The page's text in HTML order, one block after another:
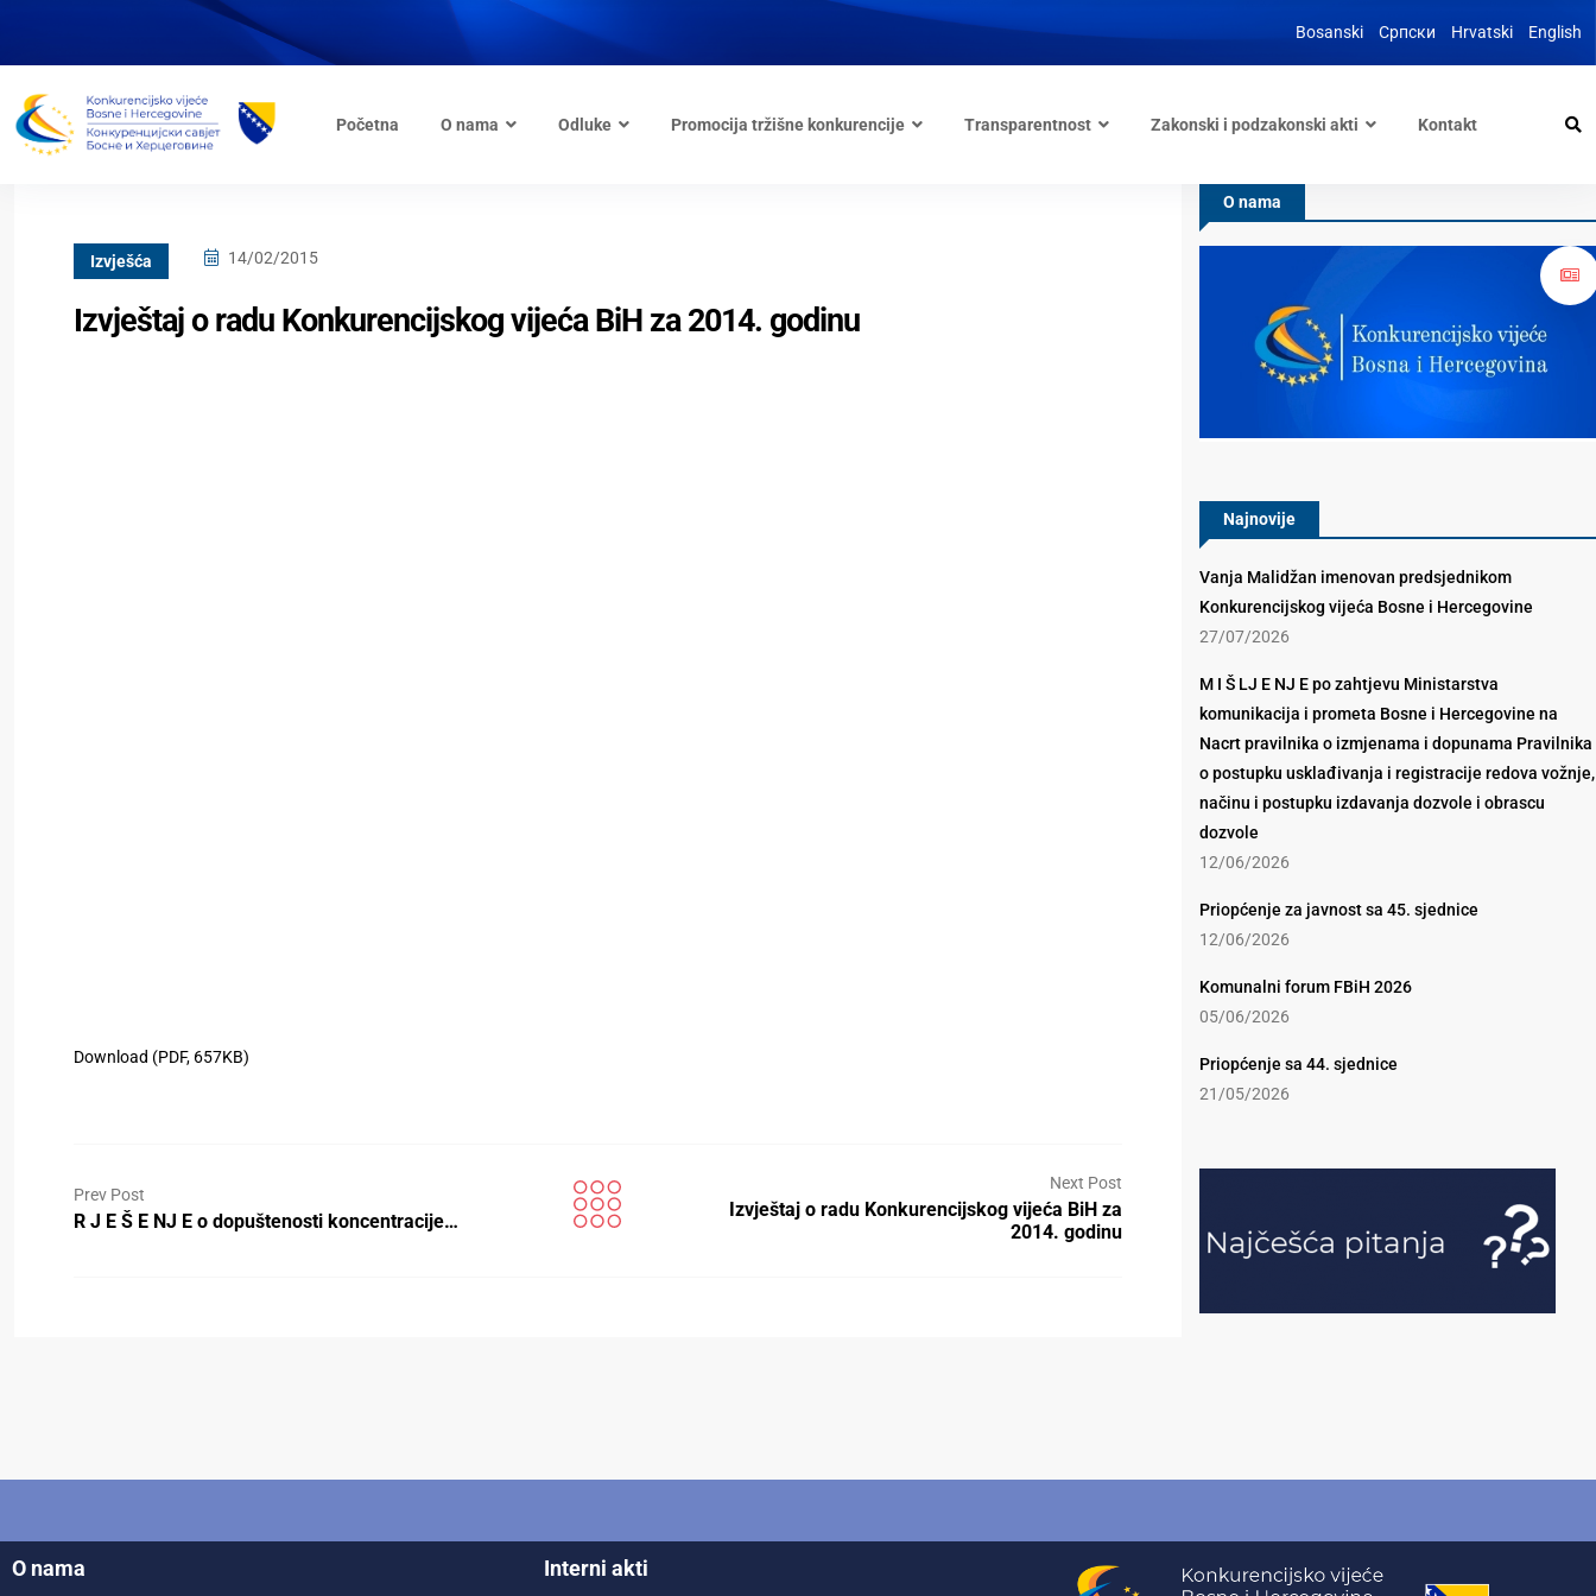
Bosanski Српски Hrvatski English
Početna O nama Odluke Promocija tržišne konkurencije Transparentnost Zakonski i podzakonski akti Kontakt
Izvješća 14/02/2015
Izvještaj o radu Konkurencijskog vijeća BiH za 2014. godinu
Download (PDF, 657KB)
Prev Post
R J E Š E NJ E o dopuštenosti koncentracije…
Next Post
Izvještaj o radu Konkurencijskog vijeća BiH za
2014. godinu
O nama
Najnovije
Vanja Malidžan imenovan predsjednikom
Konkurencijskog vijeća Bosne i Hercegovine
27/07/2026
M I Š LJ E NJ E po zahtjevu Ministarstva
komunikacija i prometa Bosne i Hercegovine na
Nacrt pravilnika o izmjenama i dopunama Pravilnika
o postupku usklađivanja i registracije redova vožnje,
načinu i postupku izdavanja dozvole i obrascu
dozvole
12/06/2026
Priopćenje za javnost sa 45. sjednice
12/06/2026
Komunalni forum FBiH 2026
05/06/2026
Priopćenje sa 44. sjednice
21/05/2026
O nama Interni akti